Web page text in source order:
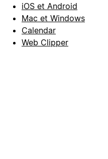
iOS et Android
Mac et Windows
Calendar
Web Clipper